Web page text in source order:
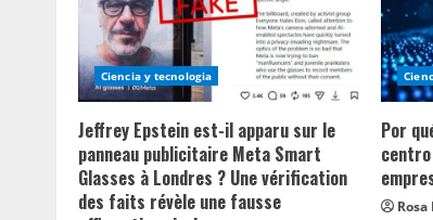
e
a
d
i
Ciencia y tecnologia
Jeffrey Epstein est-il apparu sur le
panneau publicitaire Meta Smart
Glasses à Londres ? Une vérification
des faits révèle une fausse
Por